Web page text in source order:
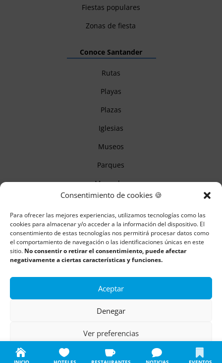
Consentimiento de cookies 🍪
Para ofrecer las mejores experiencias, utilizamos tecnologías como las
cookies para almacenar y/o acceder a la información del dispositivo. El
consentimiento de estas tecnologías nos permitirá procesar datos como
el comportamiento de navegación o las identificaciones únicas en este
sitio. No consentir o retirar el consentimiento, puede afectar
negativamente a ciertas características y funciones.
Aceptar
Denegar
Ver preferencias
Política de cookies Política de privacidad Aviso legal
Fiestas populares
Zonas de fiesta
Conoce Santander
Rutas
Playas
Plazas
Iglesias
Museos
Parques
Mercados
Monumentos
Descubre Cantabria
Información
Aviso legal
Política de privacidad